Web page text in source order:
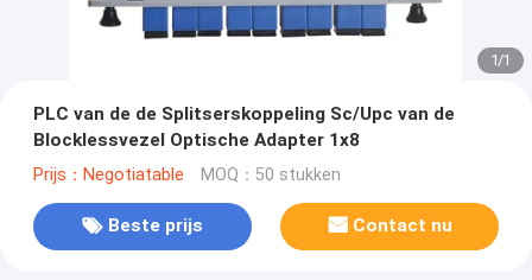
1/1
PLC van de de Splitserskoppeling Sc/Upc van de
Blocklessvezel Optische Adapter 1x8
Prijs：Negotiatable MOQ：50 stukken
Beste prijs Contact nu